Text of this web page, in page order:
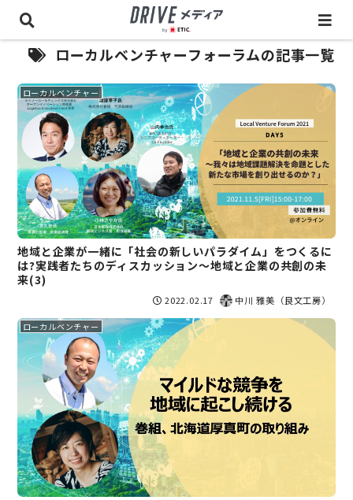
ローカルベンチャーフォーラムの記事一覧
ローカルベンチャー
地域と企業が一緒に「社会の新しいパラダイム」をつくるに
は?実践者たちのディスカッション〜地域と企業の共創の未
来(3)
2022.02.17 中川 雅美（良文工房）
ローカルベンチャー